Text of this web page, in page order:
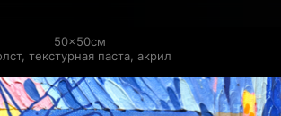
50×50см
текстурная паста, акрил